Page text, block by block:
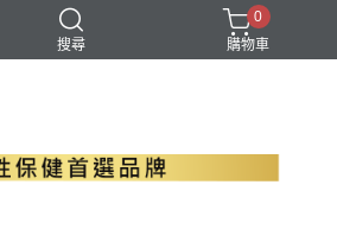
搜尋
瑪卡 精胺酸 螯合鋅
0
購物車